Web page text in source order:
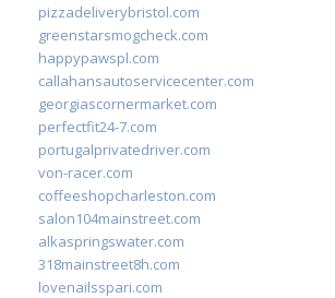
pizzadeliverybristol.com
greenstarsmogcheck.com
happypawspl.com
callahansautoservicecenter.com
georgiascornermarket.com
perfectfit24-7.com
portugalprivatedriver.com
von-racer.com
coffeeshopcharleston.com
salon104mainstreet.com
alkaspringswater.com
318mainstreet8h.com
lovenailsspari.com